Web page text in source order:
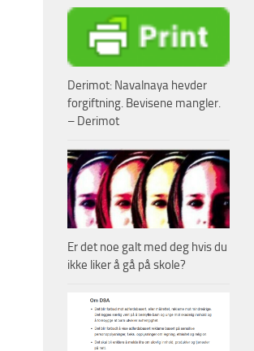
Derimot: Navalnaya hevder
forgiftning. Bevisene mangler.
– Derimot
Er det noe galt med deg hvis du
ikke liker å gå på skole?